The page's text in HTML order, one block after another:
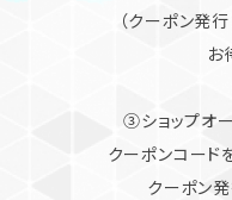
（クーポン発
お
③ショップオ
クーポンコード
クーポン